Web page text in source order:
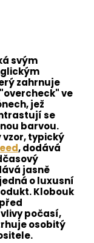
svým
zahrnuje
ve
jež
se
barvou.
vzor, typický
, dodává
jasně
o luxusní
Klobouk
počasí,
osobitý